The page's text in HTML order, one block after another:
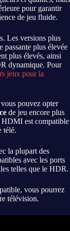
pour garantir
de jeu fluide.
Les versions plus
plus élevée
plus élevés, ainsi
dynamique. Pour
jeux pour la
pouvez opter
de jeu encore plus
HDMI est compatible
télé.
la plupart des
avec les ports
telles que le HDR.
vous pourrez
télévision.